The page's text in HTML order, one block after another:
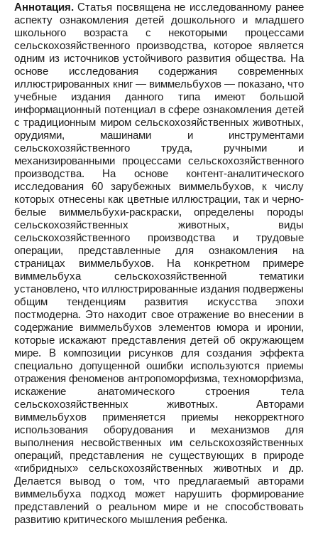
Аннотация. Статья посвящена не исследованному ранее
аспекту ознакомления детей дошкольного и младшего
школьного возраста с некоторыми процессами
сельскохозяйственного производства, которое является
одним из источников устойчивого развития общества. На
основе исследования содержания современных
иллюстрированных книг — виммельбухов — показано, что
учебные издания данного типа имеют большой
информационный потенциал в сфере ознакомления детей
с традиционным миром сельскохозяйственных животных,
орудиями, машинами и инструментами
сельскохозяйственного труда, ручными и
механизированными процессами сельскохозяйственного
производства. На основе контент-аналитического
исследования 60 зарубежных виммельбухов, к числу
которых отнесены как цветные иллюстрации, так и черно-
белые виммельбухи-раскраски, определены породы
сельскохозяйственных животных, виды
сельскохозяйственного производства и трудовые
операции, представленные для ознакомления на
страницах виммельбухов. На конкретном примере
виммельбуха сельскохозяйственной тематики
установлено, что иллюстрированные издания подвержены
общим тенденциям развития искусства эпохи
постмодерна. Это находит свое отражение во внесении в
содержание виммельбухов элементов юмора и иронии,
которые искажают представления детей об окружающем
мире. В композиции рисунков для создания эффекта
специально допущенной ошибки используются приемы
отражения феноменов антропоморфизма, техноморфизма,
искажение анатомического строения тела
сельскохозяйственных животных. Авторами
виммельбухов применяется приемы некорректного
использования оборудования и механизмов для
выполнения несвойственных им сельскохозяйственных
операций, представления не существующих в природе
«гибридных» сельскохозяйственных животных и др.
Делается вывод о том, что предлагаемый авторами
виммельбуха подход может нарушить формирование
представлений о реальном мире и не способствовать
развитию критического мышления ребенка.